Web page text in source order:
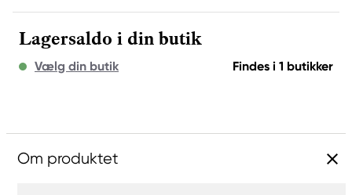
Lagersaldo i din butik
Vælg din butik Findes i 1 butikker
Om produktet